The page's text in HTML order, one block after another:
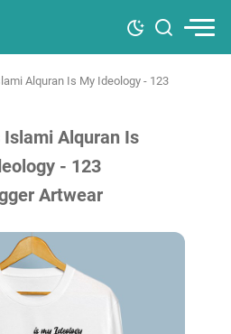
Alquran Is My Ideology - 123
Islami Alquran Is
- 123
Artwear